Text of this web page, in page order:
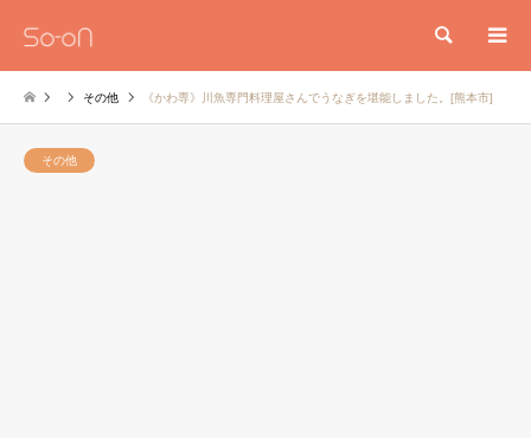
検索
その他 《かわ専》川魚専門料理屋さんでうなぎを堪能しました。[熊本市]
その他